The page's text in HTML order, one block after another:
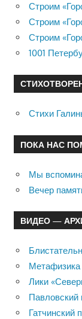
Строим
Строим
Строим
1001
Стихи
ПОКА НАС
Мы
Вечер
ВИДЕО —
Метафизика
Лики
Гатчинский